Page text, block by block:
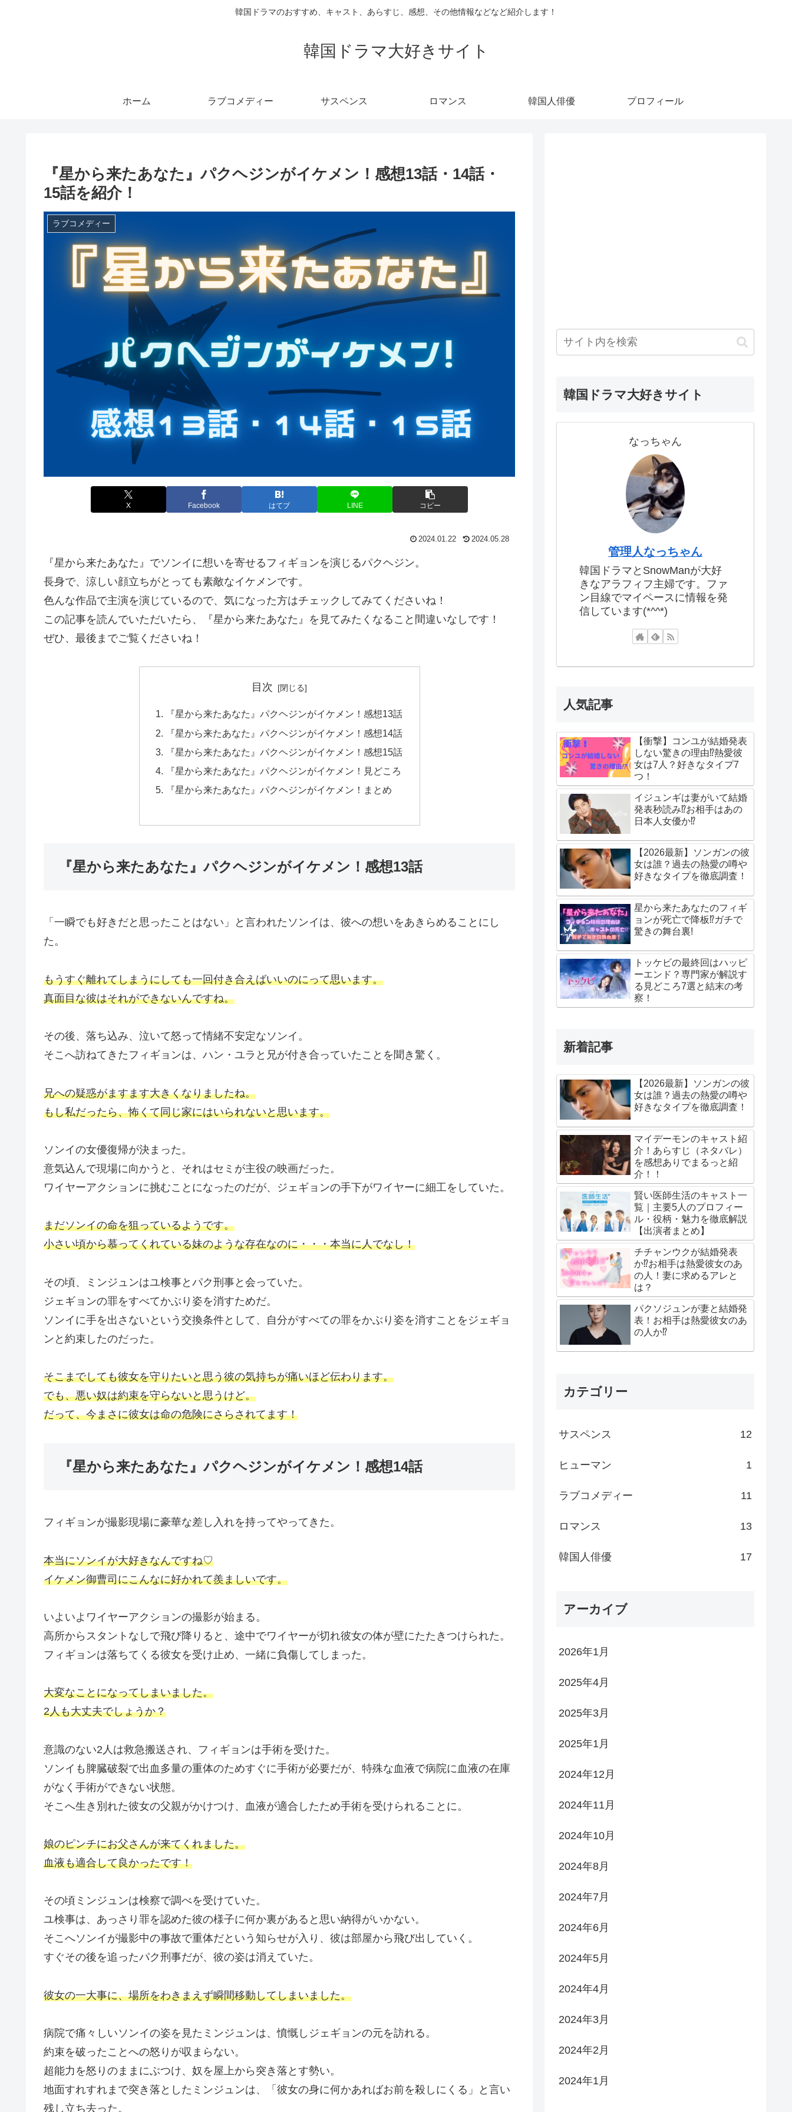
韓国ドラマのおすすめ、キャスト、あらすじ、感想、その他情報などなど紹介します！
韓国ドラマ大好きサイト
ホーム ラブコメディー サスペンス ロマンス 韓国人俳優 プロフィール
『星から来たあなた』パクヘジンがイケメン！感想13話・14話・
15話を紹介！
ラブコメディー
X Facebook はてブ LINE コピー
2024.01.22 2024.05.28
『星から来たあなた』でソンイに想いを寄せるフィギョンを演じるパクヘジン。
長身で、涼しい顔立ちがとっても素敵なイケメンです。
色んな作品で主演を演じているので、気になった方はチェックしてみてくださいね！
この記事を読んでいただいたら、『星から来たあなた』を見てみたくなること間違いなしです！
ぜひ、最後までご覧くださいね！
目次
『星から来たあなた』パクヘジンがイケメン！感想13話
『星から来たあなた』パクヘジンがイケメン！感想14話
『星から来たあなた』パクヘジンがイケメン！感想15話
『星から来たあなた』パクヘジンがイケメン！見どころ
『星から来たあなた』パクヘジンがイケメン！まとめ
『星から来たあなた』パクヘジンがイケメン！感想13話
「一瞬でも好きだと思ったことはない」と言われたソンイは、彼への想いをあきらめることにし
た。
もうすぐ離れてしまうにしても一回付き合えばいいのにって思います。
真面目な彼はそれができないんですね。
その後、落ち込み、泣いて怒って情緒不安定なソンイ。
そこへ訪ねてきたフィギョンは、ハン・ユラと兄が付き合っていたことを聞き驚く。
兄への疑惑がますます大きくなりましたね。
もし私だったら、怖くて同じ家にはいられないと思います。
ソンイの女優復帰が決まった。
意気込んで現場に向かうと、それはセミが主役の映画だった。
ワイヤーアクションに挑むことになったのだが、ジェギョンの手下がワイヤーに細工をしていた。
まだソンイの命を狙っているようです。
小さい頃から慕ってくれている妹のような存在なのに・・・本当に人でなし！
その頃、ミンジュンはユ検事とパク刑事と会っていた。
ジェギョンの罪をすべてかぶり姿を消すためだ。
ソンイに手を出さないという交換条件として、自分がすべての罪をかぶり姿を消すことをジェギョ
ンと約束したのだった。
そこまでしても彼女を守りたいと思う彼の気持ちが痛いほど伝わります。
でも、悪い奴は約束を守らないと思うけど。
だって、今まさに彼女は命の危険にさらされてます！
『星から来たあなた』パクヘジンがイケメン！感想14話
フィギョンが撮影現場に豪華な差し入れを持ってやってきた。
本当にソンイが大好きなんですね♡
イケメン御曹司にこんなに好かれて羨ましいです。
いよいよワイヤーアクションの撮影が始まる。
高所からスタントなしで飛び降りると、途中でワイヤーが切れ彼女の体が壁にたたきつけられた。
フィギョンは落ちてくる彼女を受け止め、一緒に負傷してしまった。
大変なことになってしまいました。
2人も大丈夫でしょうか？
意識のない2人は救急搬送され、フィギョンは手術を受けた。
ソンイも脾臓破裂で出血多量の重体のためすぐに手術が必要だが、特殊な血液で病院に血液の在庫
がなく手術ができない状態。
そこへ生き別れた彼女の父親がかけつけ、血液が適合したため手術を受けられることに。
娘のピンチにお父さんが来てくれました。
血液も適合して良かったです！
その頃ミンジュンは検察で調べを受けていた。
ユ検事は、あっさり罪を認めた彼の様子に何か裏があると思い納得がいかない。
そこへソンイが撮影中の事故で重体だという知らせが入り、彼は部屋から飛び出していく。
すぐその後を追ったパク刑事だが、彼の姿は消えていた。
彼女の一大事に、場所をわきまえず瞬間移動してしまいました。
病院で痛々しいソンイの姿を見たミンジュンは、憤慨しジェギョンの元を訪れる。
約束を破ったことへの怒りが収まらない。
超能力を怒りのままにぶつけ、奴を屋上から突き落とす勢い。
地面すれすれまで突き落としたミンジュンは、「彼女の身に何かあればお前を殺しにくる」と言い
残し立ち去った。
韓国ドラマ大好きサイト
なっちゃん
管理人なっちゃん
韓国ドラマとSnowManが大好
きなアラフィフ主婦です。ファ
ン目線でマイペースに情報を発
信しています(*^^*)
人気記事
【衝撃】コンユが結婚発表
しない驚きの理由⁉熱愛彼
女は7人？好きなタイプ7
つ！
イジュンギは妻がいて結婚
発表秒読み⁉お相手はあの
日本人女優か⁉
【2026最新】ソンガンの彼
女は誰？過去の熱愛の噂や
好きなタイプを徹底調査！
星から来たあなたのフィギ
ョンが死亡で降板⁉ガチで
驚きの舞台裏!
トッケビの最終回はハッピ
ーエンド？専門家が解説す
る見どころ7選と結末の考
察！
新着記事
【2026最新】ソンガンの彼
女は誰？過去の熱愛の噂や
好きなタイプを徹底調査！
マイデーモンのキャスト紹
介！あらすじ（ネタバレ）
を感想ありでまるっと紹
介！！
賢い医師生活のキャスト一
覧｜主要5人のプロフィー
ル・役柄・魅力を徹底解説
【出演者まとめ】
チチャンウクが結婚発表
か⁉お相手は熱愛彼女のあ
の人！妻に求めるアレと
は？
パクソジュンが妻と結婚発
表！お相手は熱愛彼女のあ
の人か⁉
カテゴリー
サスペンス 12
ヒューマン 1
ラブコメディー 11
ロマンス 13
韓国人俳優 17
アーカイブ
2026年1月
2025年4月
2025年3月
2025年1月
2024年12月
2024年11月
2024年10月
2024年8月
2024年7月
2024年6月
2024年5月
2024年4月
2024年3月
2024年2月
2024年1月